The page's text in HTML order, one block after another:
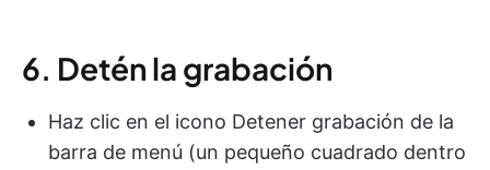
6. Detén la grabación
Haz clic en el icono Detener grabación de la
barra de menú (un pequeño cuadrado dentro